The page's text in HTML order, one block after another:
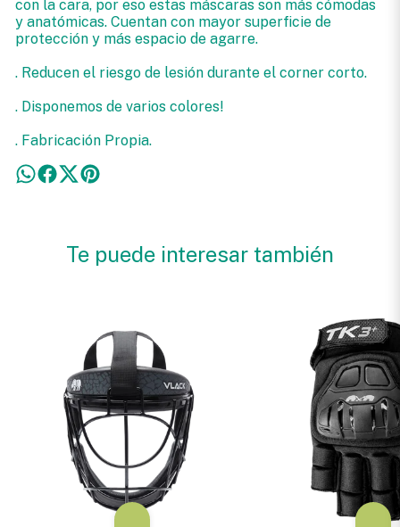
con la cara, por eso estas máscaras son más cómodas
y anatómicas. Cuentan con mayor superficie de
protección y más espacio de agarre.
. Reducen el riesgo de lesión durante el corner corto.
. Disponemos de varios colores!
. Fabricación Propia.
Te puede interesar también